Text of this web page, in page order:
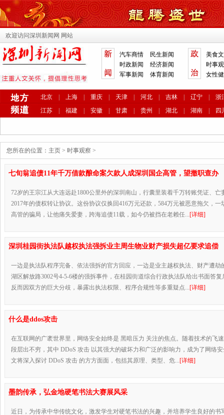
欢迎访问深圳新闻网 网站
汽车商情
民生新闻
时政新闻
经济新闻
军事新闻
体育新闻
美食
时事
女性
北京 上海 重庆 天津 河北 吉林 辽宁
浙
江苏
福建 安徽 甘肃 贵州 湖北 湖南 四
您所在的位置： 主页 > 时事观察 >
七旬翁追债11年千万借款酿命案欠款人成深圳国企高管，望撤职查办
72岁的王宗江从大连远赴1800公里外的深圳南山，行囊里装着千万转账凭证、亡
2017年的债权转让协议。这份协议仅换回416万元还款，584万元被恶意拖欠，
高管的骗局，让他痛失爱妻，跨海追债11载，如今仍被挡在老赖任...[详细]
深圳桂园街执法队越权执法强拆业主周生物业财产损失超亿要求追偿
一边是执法队程序完备、依法强拆的官方回应，一边是业主越权执法、财产遭劫
湖区解放路3002号4-5-6楼的强拆事件，在桂园街道综合行政执法队给出书面答
反而因双方的巨大分歧，暴露出执法权限、程序合规性等多重疑点...[详细]
什么是ddos攻击
在互联网的广袤世界里，网络安全始终是 黑暗压力 关注的焦点。随着技术的飞
段层出不穷，其中 DDoS 攻击 以其强大的破坏力和广泛的影响力，成为了网络
文将深入探讨 DDoS 攻击 的方方面面，包括其原理、类型、危...[详细]
墨韵传承，弘金地硬笔书法大赛展风采
近日，为传承中华传统文化，激发学生对硬笔书法的兴趣，并培养学生良好的书